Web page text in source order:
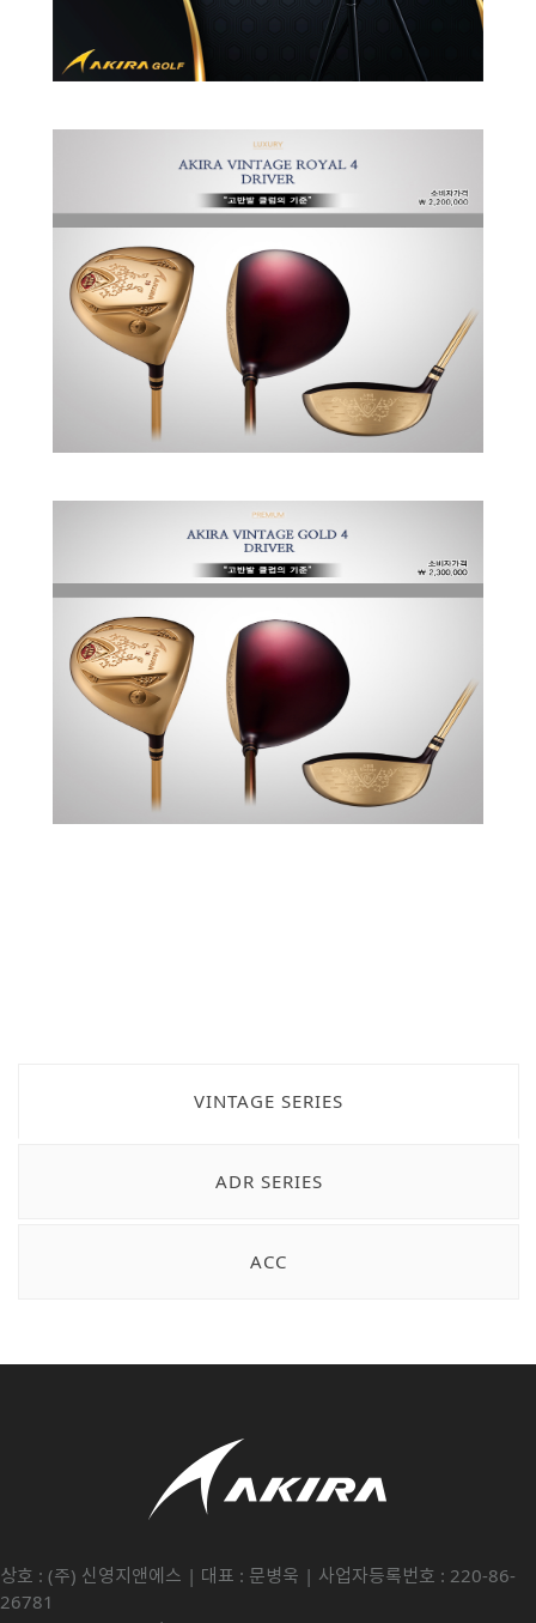
VINTAGE SERIES
ADR SERIES
ACC
상호 : (주) 신영지앤에스 | 대표 : 문병욱 | 사업자등록번호 : 220-86-
26781